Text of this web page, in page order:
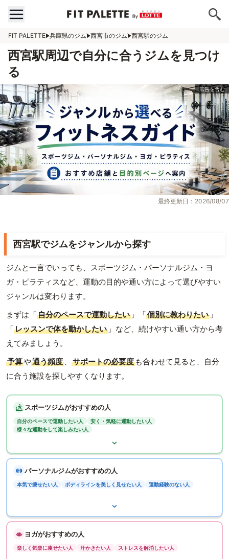
FIT PALETTE 兵庫県のジム 西宮市のジム 西宮駅のジム
西宮駅周辺で自分に合うジムを見つけ
る
最終更新日：2026/08/07
西宮駅でジムをジャンルから探す
ジムと一言でいっても、スポーツジム・パーソナルジム・ヨ
ガ・ピラティスなど、運動の目的や通い方によって選びやすい
ジャンルは変わります。
まずは「自分のペースで運動したい 」「個別に教わりたい 」
「レッスンで体を動かしたい 」など、続けやすい通い方から考
えてみましょう。
予算や通う頻度 、 サポートの必要度 も合わせて見ると、自分
に合う施設を探しやすくなります。
スポーツジムがおすすめの人
自分のペースで運動したい人
安く・気軽に運動したい人
様々な運動をして楽しみたい人
パーソナルジムがおすすめの人
本気で痩せたい人 ボディラインを美しく見せたい人 運動経験のない人
ヨガがおすすめの人
楽しく気楽に痩せたい人 汗かきたい人 ストレスを解消したい人